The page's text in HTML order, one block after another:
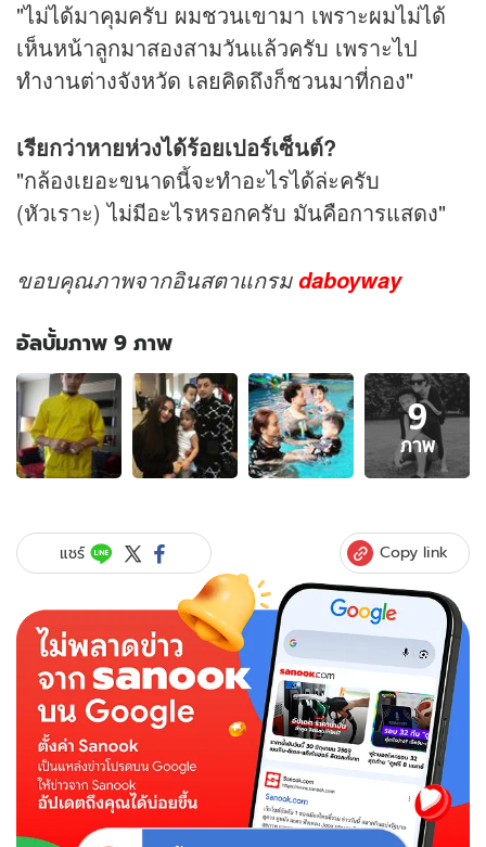
"ไม่ได้มาคุมครับ ผมชวนเขามา เพราะผมไม่ได้
เห็นหน้าลูกมาสองสามวันแล้วครับ เพราะไป
ทำงานต่างจังหวัด เลยคิดถึงก็ชวนมาที่กอง"
เรียกว่าหายห่วงได้ร้อยเปอร์เซ็นต์?
"กล้องเยอะขนาดนี้จะทำอะไรได้ล่ะครับ
(หัวเราะ) ไม่มีอะไรหรอกครับ มันคือการแสดง"
ขอบคุณภาพจากอินสตาแกรมdaboyway
อัลบั้มภาพ 9 ภาพ
อัลบั้ม
ภาพ
9
ภาพ
ของ
เป็น
เหตุ!
เคลียร์
นานา
หอบ
ตาม
กอง
9
ภาพ
แชร์ Copy link